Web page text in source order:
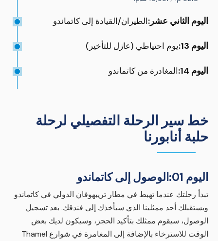
اليوم الثاني عشر:الطيران/القيادة إلى كاتماندو
اليوم 13: يوم احتياطي (عازل للتأخير)
اليوم 14: المغادرة من كاتماندو
خط سير الرحلة التفصيلي لرحلة
حلبة أنابورنا
اليوم 01: الوصول إلى كاتماندو
تبدأ رحلتك عندما تهبط في مطار تريبهوفان الدولي في كاتماندو
ويستقبلك أحد ممثلينا الذي سيأخذك إلى فندقك. بعد تسجيل
الوصول، سيقوم ممثلك بتأكيد الحجز، وسيكون لديك بعض
الوقت للاسترخاء بالإضافة إلى المغامرة في شوارع Thamel